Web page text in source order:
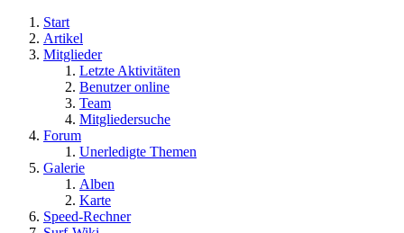
Start
Artikel
Mitglieder
Letzte Aktivitäten
Benutzer online
Team
Mitgliedersuche
Forum
Unerledigte Themen
Galerie
Alben
Karte
Speed-Rechner